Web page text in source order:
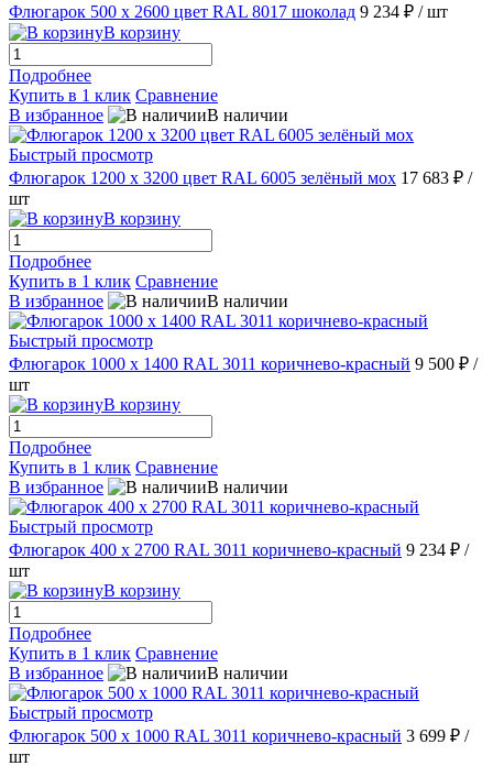
Флюгарок 500 х 2600 цвет RAL 8017 шоколад 9 234 ₽ / шт
В корзину
Подробнее
Купить в 1 клик Сравнение
В избранное
В наличии
Быстрый просмотр
Флюгарок 1200 х 3200 цвет RAL 6005 зелёный мох 17 683 ₽ /
шт
В корзину
Подробнее
Купить в 1 клик Сравнение
В избранное
В наличии
Быстрый просмотр
Флюгарок 1000 х 1400 RAL 3011 коричнево-красный 9 500 ₽ /
шт
В корзину
Подробнее
Купить в 1 клик Сравнение
В избранное
В наличии
Быстрый просмотр
Флюгарок 400 х 2700 RAL 3011 коричнево-красный 9 234 ₽ /
шт
В корзину
Подробнее
Купить в 1 клик Сравнение
В избранное
В наличии
Быстрый просмотр
Флюгарок 500 х 1000 RAL 3011 коричнево-красный 3 699 ₽ /
шт